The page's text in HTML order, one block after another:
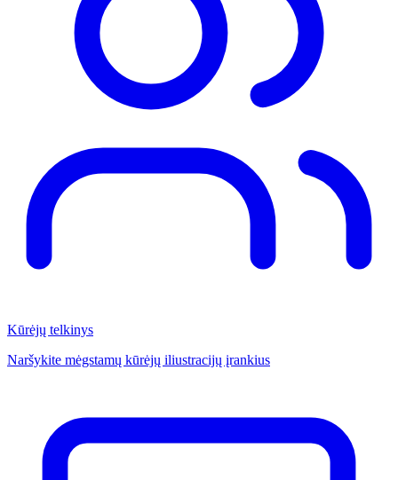
Kūrėjų telkinys
Naršykite mėgstamų kūrėjų iliustracijų įrankius